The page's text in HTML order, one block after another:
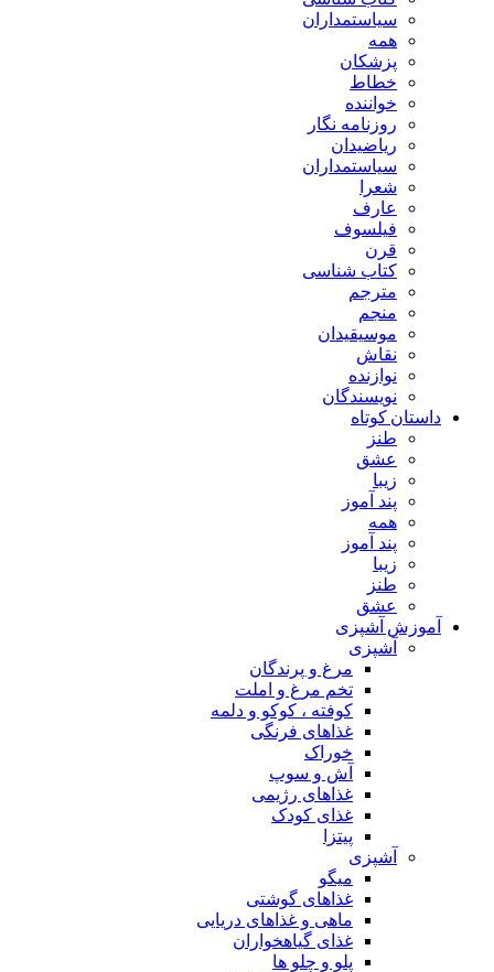
سیاستمداران
همه
پزشکان
خطاط
خواننده
روزنامه نگار
ریاضیدان
سیاستمداران
شعرا
عارف
فیلسوف
قرن
کتاب شناسی
مترجم
منجم
موسیقیدان
نقاش
نوازنده
نویسندگان
داستان کوتاه
طنز
عشق
زیبا
پند آموز
همه
پند آموز
زیبا
طنز
عشق
آموزش آشپزی
آشپزی
مرغ و پرندگان
تخم مرغ و املت
کوفته ، کوکو و دلمه
غذاهای فرنگی
خوراک
آش و سوپ
غذاهای رژیمی
غذای کودک
پیتزا
آشپزی
میگو
غذاهای گوشتی
ماهی و غذاهای دریایی
غذای گیاهخواران
پلو و چلو ها